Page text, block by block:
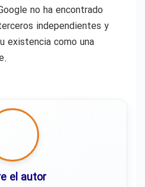
no ha encontrado
independientes y
existencia como una
el autor